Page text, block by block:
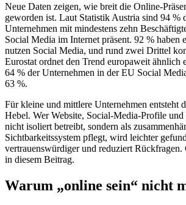
Neue Daten zeigen, wie breit die Online-
geworden ist. Laut Statistik Austria sind 94 %
Unternehmen mit mindestens zehn
Social Media im Internet präsent. 92 % haben
nutzen Social Media, und rund zwei Drittel
Eurostat ordnet den Trend europaweit ähnlich
64 % der Unternehmen in der EU Social
63 %.
Für kleine und mittlere Unternehmen entsteht
Hebel. Wer Website, Social-Media-Profile und
nicht isoliert betreibt, sondern als
Sichtbarkeitssystem pflegt, wird leichter
vertrauenswürdiger und reduziert Rückfragen.
in diesem Beitrag.
Warum „online sein“ nicht